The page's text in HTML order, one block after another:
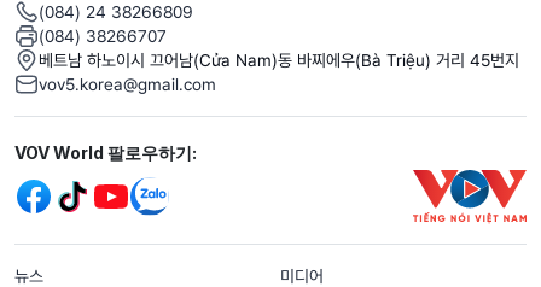
(084) 24 38266809
(084) 38266707
베트남 하노이시 끄어남(Cửa Nam)동 바찌에우(Bà Triệu) 거리 45번지
vov5.korea@gmail.com
Mạng xã hội
VOV World 팔로우하기:
menu footer tiếng Hàn
뉴스 미디어